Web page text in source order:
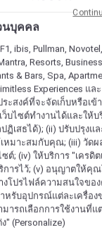
นบุคคล
ibis, Pullman,
Resorts,
& Bars, Spa,
Experiences แล
ะสงค์ที่จะจัดเก็บหรือเ
ว็บไซต์ทำงานได้และให้
เสธได้); (ii) ปรับปรุงแ
หมาะสมกับคุณ; (iii) วัด
ต์; (iv) ให้บริการ "เครดิ
ารไว้; (v) อนุญาตให้คุณ
งโปรไฟล์ความสนใจข
หรับอุปกรณ์แต่ละเครื่อ
ารถเลือกการใช้งานที่แ
(Personalize)